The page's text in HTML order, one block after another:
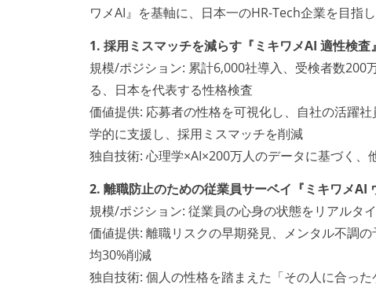
ワメAI』を基軸に、日本一のHR-Tech企業を目指
1. 採用ミスマッチを減らす『ミキワメAI 適性検査』
規模/ポジション: 累計6,000社導入、受検者数
る、日本を代表する性格検査
価値提供: 応募者の性格を可視化し、自社の活躍
学的に支援し、採用ミスマッチを削減
独自技術: 心理学×AI×200万人のデータに基づく、
2. 離職防止のための従業員サーベイ『ミキワメAI
規模/ポジション: 従業員の心身の状態をリアルタ
価値提供: 離職リスクの早期発見、メンタル不調
均30%削減
独自技術: 個人の性格を踏まえた「その人に合っ